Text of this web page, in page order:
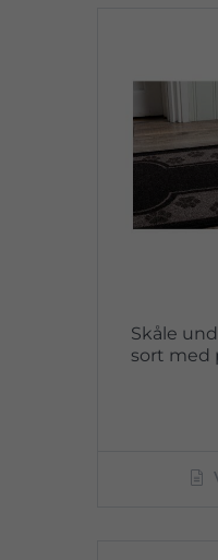
Skåle
sort med